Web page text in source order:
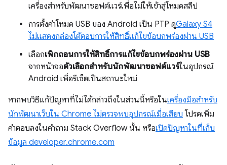
เครื่องสำหรับพัฒนาซอฟต์แวร์เพื่อไม่ให้เข้าสู่โหมดสลีป
การตั้งค่าโหมด USB ของ Android เป็น PTP ดูGalaxy S4
ไม่แสดงกล่องโต้ตอบการให้สิทธิ์แก้ไขข้อบกพร่องผ่าน USB
เลือกเพิกถอนการให้สิทธิ์การแก้ไขข้อบกพร่องผ่าน USB
จากหน้าจอตัวเลือกสำหรับนักพัฒนาซอฟต์แวร์ในอุปกรณ์
Android เพื่อรีเซ็ตเป็นสถานะใหม่
หากพบวิธีแก้ปัญหาที่ไม่ได้กล่าวถึงในส่วนนี้หรือในเครื่องมือสำหรับ
นักพัฒนาเว็บใน Chrome ไม่ตรวจพบอุปกรณ์เมื่อเสียบ โปรดเพิ่ม
คำตอบลงในคำถาม Stack Overflow นั้น หรือเปิดปัญหาในที่เก็บ
ข้อมูล developer.chrome.com